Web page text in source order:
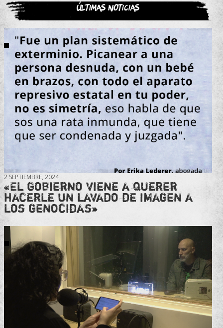
Últimas noticias
2 SEPTIEMBRE, 2024
«El gobierno viene a querer
hacerle un lavado de imagen a
los genocidas»